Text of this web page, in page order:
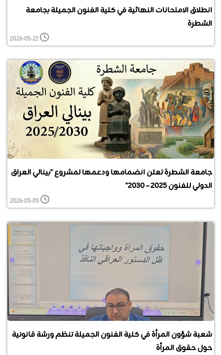
انطلاق الامتحانات النهائية في كلية الفنون الجميلة بجامعة
الشطرة
2026-05-22
جامعة الشطرة تعلن انضمامها ودعمها لمشروع "بينالي العراق
الدولي للفنون 2025 – 2030"
2026-05-05
شعبة شؤون المرأة في كلية الفنون الجميلة تنظم ورشة قانونية
حول حقوق المرأة